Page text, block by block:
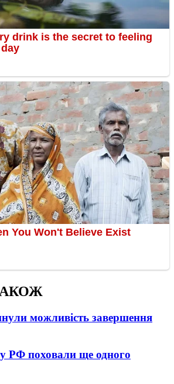
можливість завершення
РФ поховали ще одного